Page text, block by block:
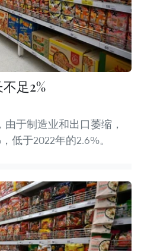
足2%
于制造业和出口萎缩，
低于2022年的2.6%。